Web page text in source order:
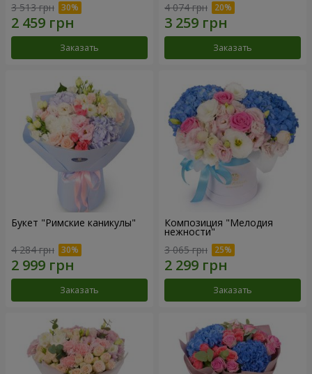
3 513 грн
Заказать
4 074 грн
Заказать
Букет "Римские каникулы"
4 284 грн
Заказать
Композиция "Мелодия
нежности"
3 065 грн
Заказать